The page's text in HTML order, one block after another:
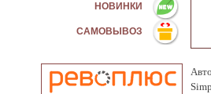
НОВИНКИ
САМОВЫВОЗ